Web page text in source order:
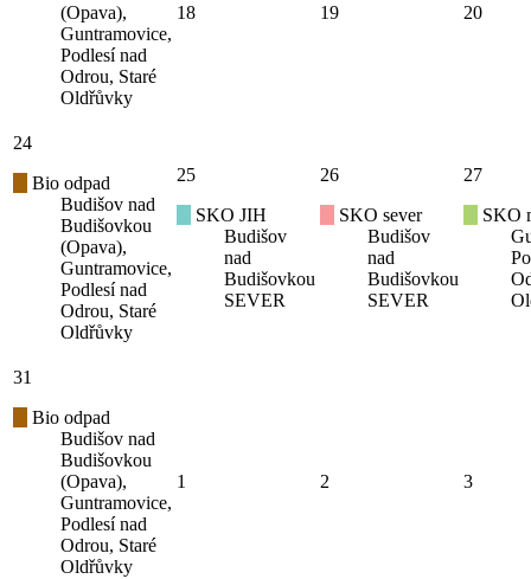
(Opava),
Guntramovice,
Podlesí nad
Odrou, Staré
Oldřůvky
18 19 20
24
Bio odpad
Budišov nad
Budišovkou
(Opava),
Guntramovice,
Podlesí nad
Odrou, Staré
Oldřůvky
25
SKO JIH
Budišov
nad
Budišovkou
SEVER
26
SKO sever
Budišov
nad
Budišovkou
SEVER
27
SKO
31
Bio odpad
Budišov nad
Budišovkou
(Opava),
Guntramovice,
Podlesí nad
Odrou, Staré
Oldřůvky
1 2 3